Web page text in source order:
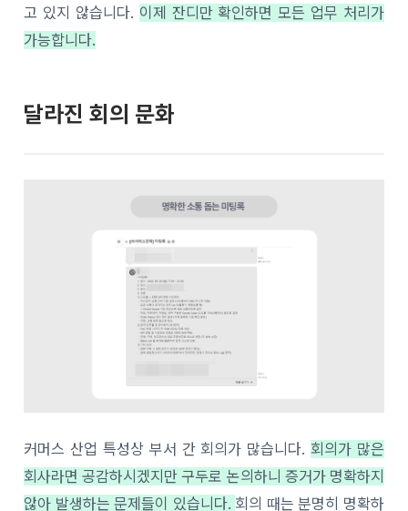
고 있지 않습니다. 이제 잔디만 확인하면 모든 업무 처리가
가능합니다.
달라진 회의 문화
커머스 산업 특성상 부서 간 회의가 많습니다. 회의가 많은
회사라면 공감하시겠지만 구두로 논의하니 증거가 명확하지
않아 발생하는 문제들이 있습니다. 회의 때는 분명히 명확하